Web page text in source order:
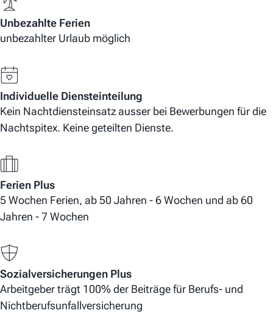
Unbezahlte Ferien
unbezahlter Urlaub möglich
Individuelle Diensteinteilung
Kein Nachtdiensteinsatz ausser bei Bewerbungen für die
Nachtspitex. Keine geteilten Dienste.
Ferien Plus
5 Wochen Ferien, ab 50 Jahren - 6 Wochen und ab 60
Jahren - 7 Wochen
Sozialversicherungen Plus
Arbeitgeber trägt 100% der Beiträge für Berufs- und
Nichtberufsunfallversicherung